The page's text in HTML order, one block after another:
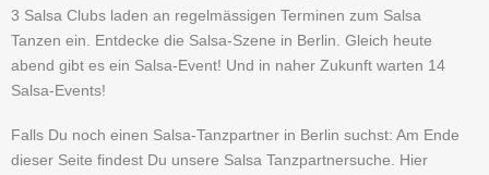
3 Salsa Clubs laden an regelmässigen Terminen zum Salsa
Tanzen ein. Entdecke die Salsa-Szene in Berlin. Gleich heute
abend gibt es ein Salsa-Event! Und in naher Zukunft warten 14
Salsa-Events!
Falls Du noch einen Salsa-Tanzpartner in Berlin suchst: Am Ende
dieser Seite findest Du unsere Salsa Tanzpartnersuche. Hier